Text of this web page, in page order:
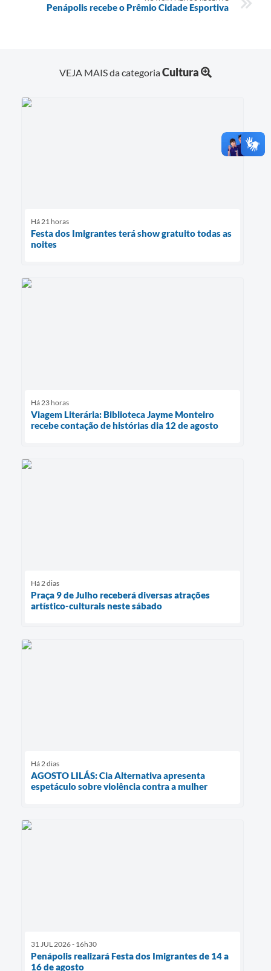
Penápolis recebe o Prêmio Cidade Esportiva
VEJA MAIS da categoriaCultura
Há 21 horas
Festa dos Imigrantes terá show gratuito todas as
noites
Há 23 horas
Viagem Literária: Biblioteca Jayme Monteiro
recebe contação de histórias dia 12 de agosto
Há 2 dias
Praça 9 de Julho receberá diversas atrações
artístico-culturais neste sábado
Há 2 dias
AGOSTO LILÁS: Cia Alternativa apresenta
espetáculo sobre violência contra a mulher
31 JUL 2026 - 16h30
Penápolis realizará Festa dos Imigrantes de 14 a
16 de agosto